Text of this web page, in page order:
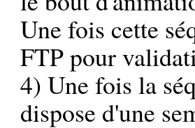
Une fois cette
FTP pour
4) Une fois la
dispose d'une